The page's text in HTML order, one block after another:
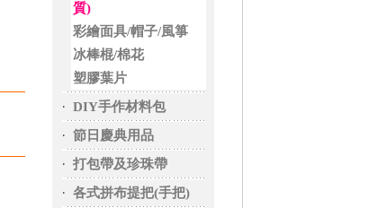
質)
彩繪面具/帽子/風箏
冰棒棍/棉花
塑膠葉片
‧ DIY手作材料包
‧ 節日慶典用品
‧ 打包帶及珍珠帶
‧ 各式拼布提把(手把)